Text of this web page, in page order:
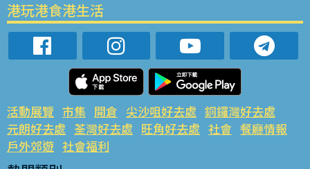
港玩港食港生活
活動展覽 市集 開倉 尖沙咀好去處 銅鑼灣好去處
元朗好去處 荃灣好去處 旺角好去處 社會 餐廳情報
戶外郊遊 社會福利